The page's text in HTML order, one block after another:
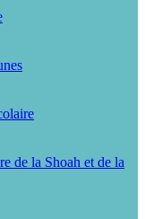
de la Shoah et de la